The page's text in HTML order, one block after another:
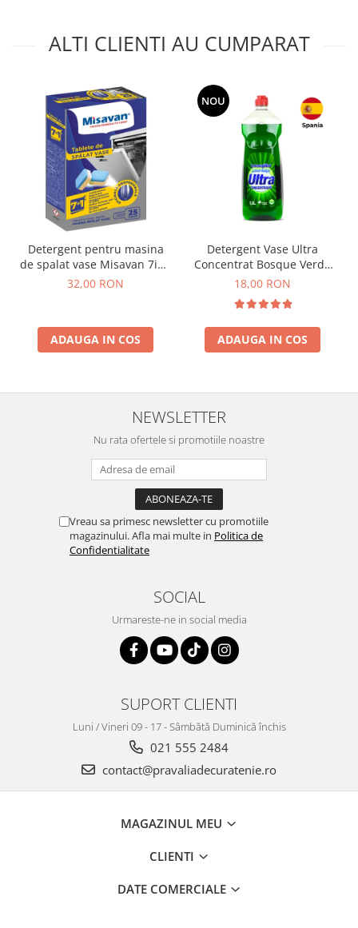
ALTI CLIENTI AU CUMPARAT
Detergent pentru masina
de spalat vase Misavan 7in1
25 tablete
32,00 RON
ADAUGA IN COS
NOU
Detergent Vase Ultra
Concentrat Bosque Verde
Spania 1.3L
18,00 RON
ADAUGA IN COS
NEWSLETTER
Nu rata ofertele si promotiile noastre
Vreau sa primesc newsletter cu promotiile
magazinului. Afla mai multe in Politica de
Confidentialitate
SOCIAL
Urmareste-ne in social media
SUPORT CLIENTI
Luni / Vineri 09 - 17 - Sâmbătă Duminică închis
021 555 2484
contact@pravaliadecuratenie.ro
MAGAZINUL MEU
CLIENTI
DATE COMERCIALE